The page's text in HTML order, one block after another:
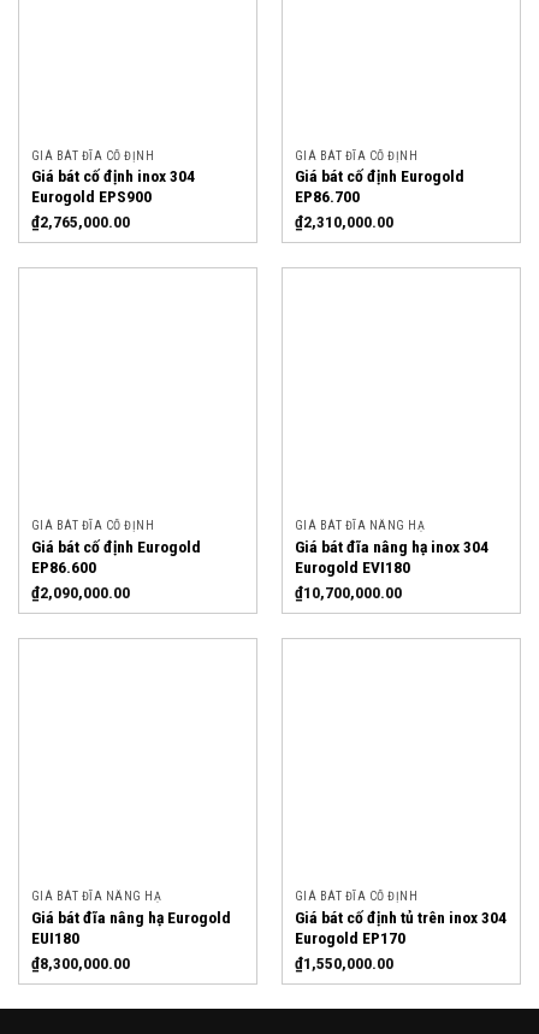
GIÁ BÁT ĐĨA CỐ ĐỊNH
Giá bát cố định inox 304
Eurogold EPS900
₫2,765,000.00
GIÁ BÁT ĐĨA CỐ ĐỊNH
Giá bát cố định Eurogold
EP86.700
₫2,310,000.00
GIÁ BÁT ĐĨA CỐ ĐỊNH
Giá bát cố định Eurogold
EP86.600
₫2,090,000.00
GIÁ BÁT ĐĨA NÂNG HẠ
Giá bát đĩa nâng hạ inox 304
Eurogold EVI180
₫10,700,000.00
GIÁ BÁT ĐĨA NÂNG HẠ
Giá bát đĩa nâng hạ Eurogold
EUI180
₫8,300,000.00
GIÁ BÁT ĐĨA CỐ ĐỊNH
Giá bát cố định tủ trên inox 304
Eurogold EP170
₫1,550,000.00